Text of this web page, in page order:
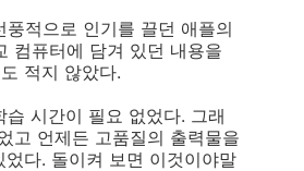
풍적으로 인기를 끌던 애플의
컴퓨터에 담겨 있던 내용을
적지 않았다.
시간이 필요 없었다. 그래
고 언제든 고품질의 출력물을
다. 돌이켜 보면 이것이야말